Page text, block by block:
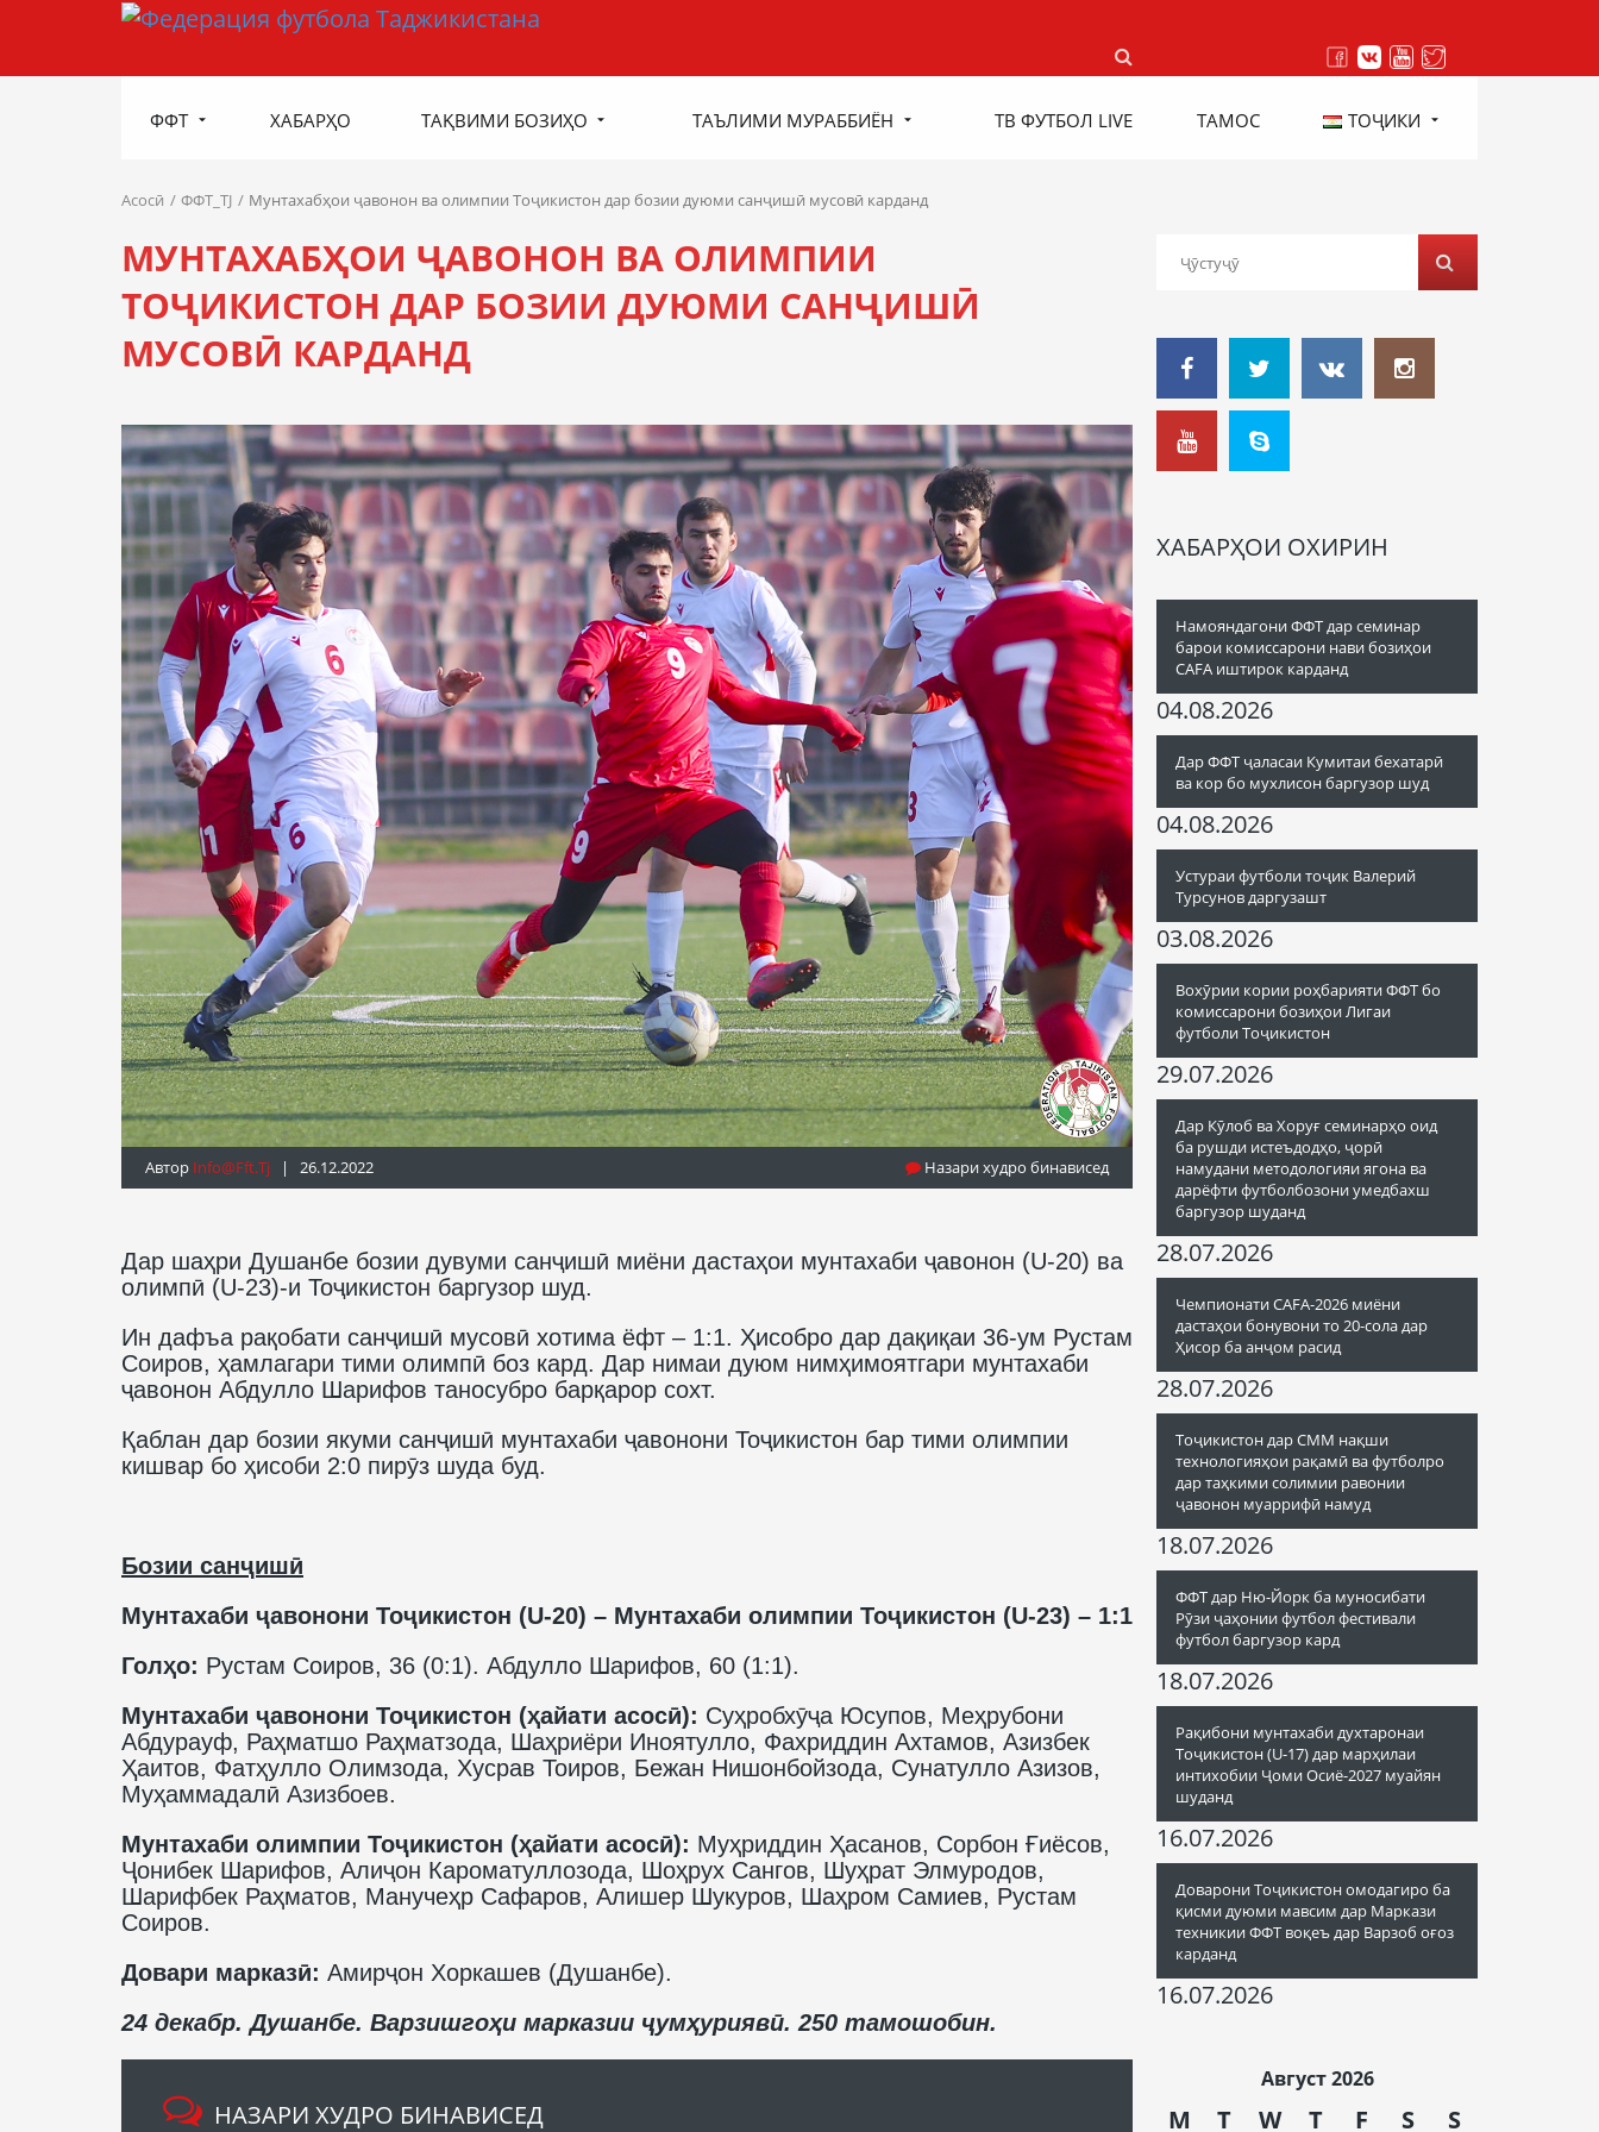
ФФТ ХАБАРҲО ТАҚВИМИ БОЗИҲО ТАЪЛИМИ МУРАББИЁН ТВ ФУТБОЛ LIVE ТАМОС ТОҶИКИ
Асосӣ ФФТ_TJ Мунтахабҳои ҷавонон ва олимпии Тоҷикистон дар бозии дуюми санҷишӣ мусовӣ карданд
МУНТАХАБҲОИ ҶАВОНОН ВА ОЛИМПИИ
ТОҶИКИСТОН ДАР БОЗИИ ДУЮМИ САНҶИШӢ
МУСОВӢ КАРДАНД
Автор Info@fft.tj | 26.12.2022 Назари худро бинависед
Дар шаҳри Душанбе бозии дувуми санҷишӣ миёни дастаҳои мунтахаби ҷавонон (U-20) ва
олимпӣ (U-23)-и Тоҷикистон баргузор шуд.
Ин дафъа рақобати санҷишӣ мусовӣ хотима ёфт – 1:1. Ҳисобро дар дақиқаи 36-ум Рустам
Соиров, ҳамлагари тими олимпӣ боз кард. Дар нимаи дуюм нимҳимоятгари мунтахаби
ҷавонон Абдулло Шарифов таносубро барқарор сохт.
Қаблан дар бозии якуми санҷишӣ мунтахаби ҷавонони Тоҷикистон бар тими олимпии
кишвар бо ҳисоби 2:0 пирӯз шуда буд.
Бозии санҷишӣ
Мунтахаби ҷавонони Тоҷикистон (U-20) – Мунтахаби олимпии Тоҷикистон (U-23) – 1:1
Голҳо: Рустам Соиров, 36 (0:1). Абдулло Шарифов, 60 (1:1).
Мунтахаби ҷавонони Тоҷикистон (ҳайати асосӣ): Суҳробхӯҷа Юсупов, Меҳрубони
Абдурауф, Раҳматшо Раҳматзода, Шаҳриёри Иноятулло, Фахриддин Ахтамов, Азизбек
Ҳаитов, Фатҳулло Олимзода, Хусрав Тоиров, Бежан Нишонбойзода, Сунатулло Азизов,
Муҳаммадалӣ Азизбоев.
Мунтахаби олимпии Тоҷикистон (ҳайати асосӣ): Муҳриддин Ҳасанов, Сорбон Ғиёсов,
Ҷонибек Шарифов, Алиҷон Кароматуллозода, Шоҳрух Сангов, Шуҳрат Элмуродов,
Шарифбек Раҳматов, Манучеҳр Сафаров, Алишер Шукуров, Шаҳром Самиев, Рустам
Соиров.
Довари марказӣ: Амирҷон Хоркашев (Душанбе).
24 декабр. Душанбе. Варзишгоҳи марказии ҷумҳуриявӣ. 250 тамошобин.
НАЗАРИ ХУДРО БИНАВИСЕД
ХАБАРҲОИ ОХИРИН
Намояндагони ФФТ дар семинар
барои комиссарони нави бозиҳои
CAFA иштирок карданд
04.08.2026
Дар ФФТ ҷаласаи Кумитаи бехатарӣ
ва кор бо мухлисон баргузор шуд
04.08.2026
Устураи футболи тоҷик Валерий
Турсунов даргузашт
03.08.2026
Вохӯрии кории роҳбарияти ФФТ бо
комиссарони бозиҳои Лигаи
футболи Тоҷикистон
29.07.2026
Дар Кӯлоб ва Хоруғ семинарҳо оид
ба рушди истеъдодҳо, ҷорӣ
намудани методологияи ягона ва
дарёфти футболбозони умедбахш
баргузор шуданд
28.07.2026
Чемпионати CAFA-2026 миёни
дастаҳои бонувони то 20-сола дар
Ҳисор ба анҷом расид
28.07.2026
Тоҷикистон дар СММ нақши
технологияҳои рақамӣ ва футболро
дар таҳкими солимии равонии
ҷавонон муаррифӣ намуд
18.07.2026
ФФТ дар Ню-Йорк ба муносибати
Рӯзи ҷаҳонии футбол фестивали
футбол баргузор кард
18.07.2026
Рақибони мунтахаби духтаронаи
Тоҷикистон (U-17) дар марҳилаи
интихобии Ҷоми Осиё-2027 муайян
шуданд
16.07.2026
Доварони Тоҷикистон омодагиро ба
қисми дуюми мавсим дар Маркази
техникии ФФТ воқеъ дар Варзоб оғоз
карданд
16.07.2026
Август 2026
M T W T F S S